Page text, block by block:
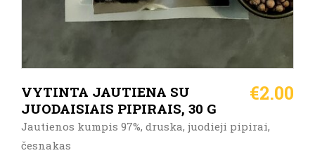
VYTINTA JAUTIENA SU
JUODAISIAIS PIPIRAIS, 30 G
€2.00
Jautienos kumpis 97%, druska, juodieji pipirai,
česnakas